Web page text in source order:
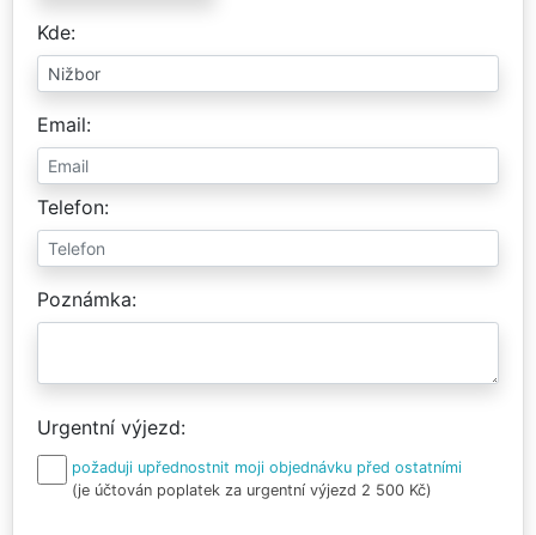
Kde
Email
Telefon
Poznámka
Urgentní výjezd
požaduji upřednostnit moji objednávku před ostatními
(je účtován poplatek za urgentní výjezd 2 500 Kč)